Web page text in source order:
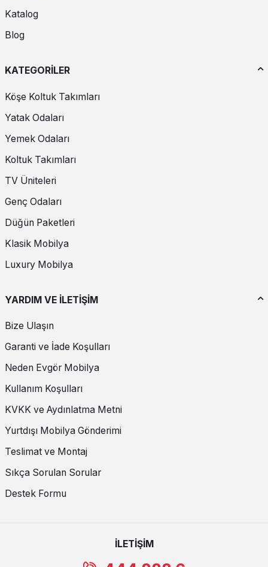
Katalog
Blog
KATEGORİLER
Köşe Koltuk Takımları
Yatak Odaları
Yemek Odaları
Koltuk Takımları
TV Üniteleri
Genç Odaları
Düğün Paketleri
Klasik Mobilya
Luxury Mobilya
YARDIM VE İLETİŞİM
Bize Ulaşın
Garanti ve İade Koşulları
Neden Evgör Mobilya
Kullanım Koşulları
KVKK ve Aydınlatma Metni
Yurtdışı Mobilya Gönderimi
Teslimat ve Montaj
Sıkça Sorulan Sorular
Destek Formu
İLETİŞİM